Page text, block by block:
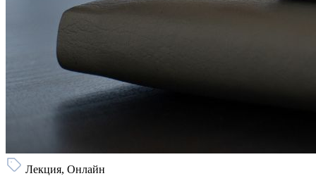
Лекция, Онлайн